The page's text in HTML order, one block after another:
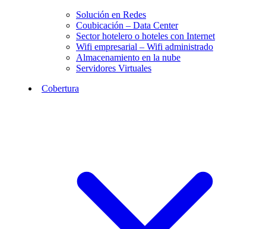
Solución en Redes
Coubicación – Data Center
Sector hotelero o hoteles con Internet
Wifi empresarial – Wifi administrado
Almacenamiento en la nube
Servidores Virtuales
Cobertura